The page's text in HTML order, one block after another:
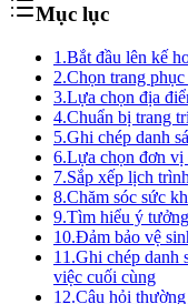
Mục lục
1.Bắt đầu lên kế
2.Chọn trang
3.Lựa chọn địa
4.Chuẩn bị trang
5.Ghi chép danh
6.Lựa chọn đơn vị
7.Sắp xếp lịch
8.Chăm sóc sức
9.Tìm hiểu ý
10.Đảm bảo vệ
11.Ghi chép danh
việc cuối cùng
12.Câu hỏi